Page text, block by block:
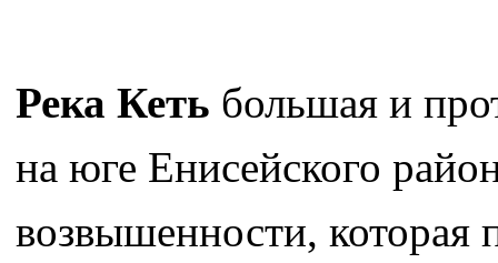
Река Кеть большая и
на юге Енисейского
возвышенности, которая